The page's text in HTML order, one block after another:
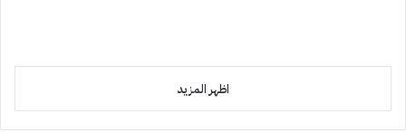
اظهر المزيد